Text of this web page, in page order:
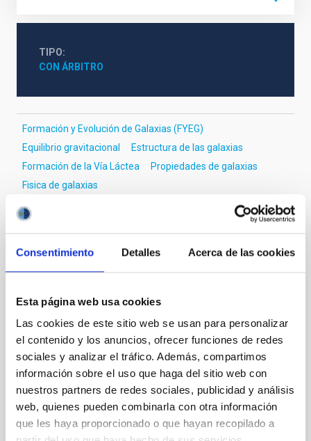
Consentimiento Detalles Acerca de las cookies
Esta página web usa cookies
Las cookies de este sitio web se usan para personalizar
el contenido y los anuncios, ofrecer funciones de redes
sociales y analizar el tráfico. Además, compartimos
información sobre el uso que haga del sitio web con
nuestros partners de redes sociales, publicidad y análisis
web, quienes pueden combinarla con otra información
que les haya proporcionado o que hayan recopilado a
TIPO
CON ÁRBITRO
Formación y Evolución de Galaxias (FYEG)
Equilibrio gravitacional
Estructura de las galaxias
Formación de la Vía Láctea
Propiedades de galaxias
Fisica de galaxias
Te puede interesar
CON ÁRBITRO
Magnetic Field Alignment with Dense
Cores in the Transition between Cloud and
Core Scales
In a magnetically dominated model of star formation,
field orientation of star-forming dense cores and the
cloud-scale magnetic field. A. Pandhi et al. showed